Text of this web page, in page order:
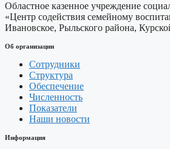
Областное казенное учреждение
«Центр содействия семейному
Ивановское, Рыльского района,
Об организации
Сотрудники
Структура
Обеспечение
Численность
Показатели
Наши новости
Информация